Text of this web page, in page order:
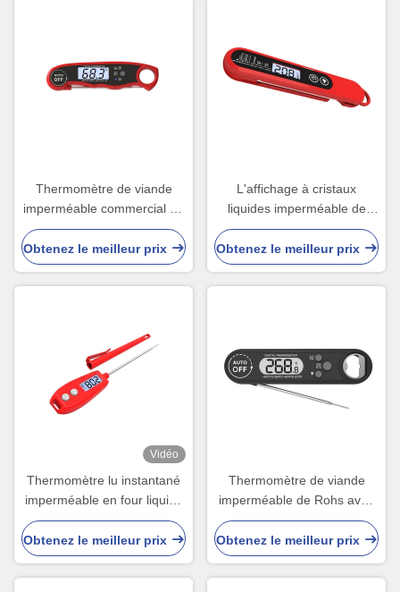
Thermomètre de viande
imperméable commercial de
Rohs pour le contre-jour
d'affichage à cristaux
liquides de fumeur de poulet
Obtenez le meilleur prix
L'affichage à cristaux
liquides imperméable de
sonde de thermomètre de
cuisson de Digital montrent
45x20x170mm
Obtenez le meilleur prix
Vidéo
Thermomètre lu instantané
imperméable en four liquide
de cuisine de sucrerie de gril
de la Turquie
Obtenez le meilleur prix
Thermomètre de viande
imperméable de Rohs avec
la corde en four IP66 de la
Turquie d'huile de poulet
Obtenez le meilleur prix